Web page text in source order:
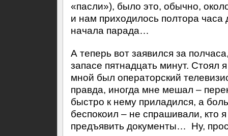
«пасли»), было это, обычно,
и нам приходилось полтора часа
начала парада…
А теперь вот заявился за
запасе пятнадцать минут. Стоял
мной был операторский
правда, иногда мне мешал –
быстро к нему приладился, а
беспокоил – не спрашивали, кто
предъявить документы… Ну,